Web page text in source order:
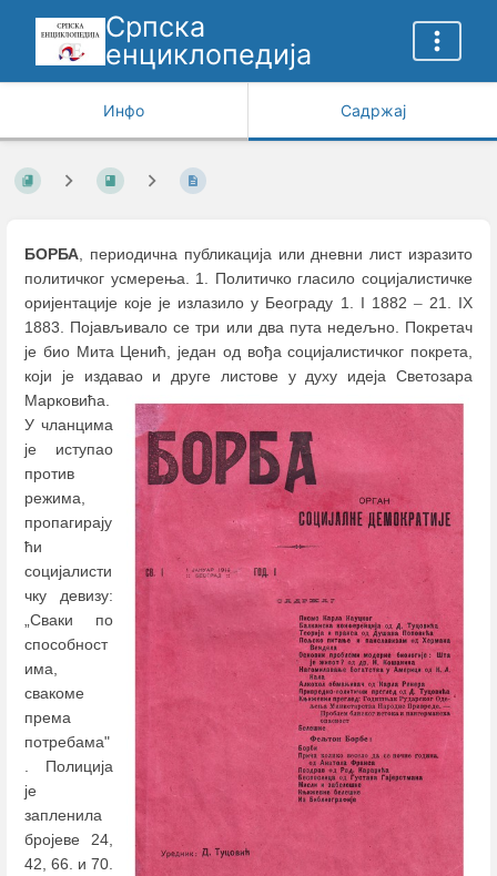
Српска
енциклопедија
Инфо Садржај
БОРБА, периодична публикација или дневни лист изразито
политичког усмерења. 1. Политичко гласило социјалистичке
оријентације које је излазило у Београду 1. I 1882 –21. IX
1883. Појављивало се три или два пута недељно. Покретач
је био Мита Ценић, један од вођа социјалистичког покрета,
који је издавао и друге листове у духу идеја Светозара
Марковића.
У чланцима
је иступао
против
режима,
пропагирају
ћи
социјалисти
чку девизу:
„Сваки по
способност
има,
свакоме
према
потребама"
. Полиција
је
запленила
бројеве 24,
42, 66. и 70.